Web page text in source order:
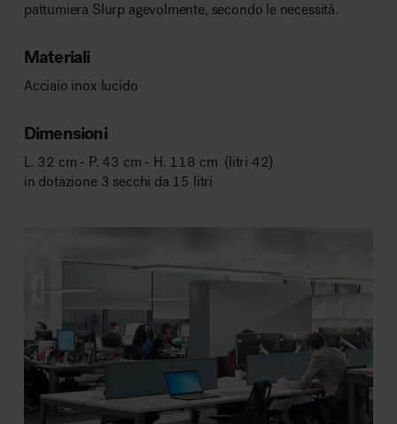
pattumiera Slurp agevolmente, secondo le necessità.
Materiali
Acciaio inox lucido
Dimensioni
L. 32 cm - P. 43 cm - H. 118 cm (litri 42)
in dotazione 3 secchi da 15 litri